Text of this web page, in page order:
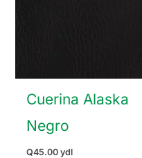
Cuerina Alaska
Negro
Q45.00 ydl